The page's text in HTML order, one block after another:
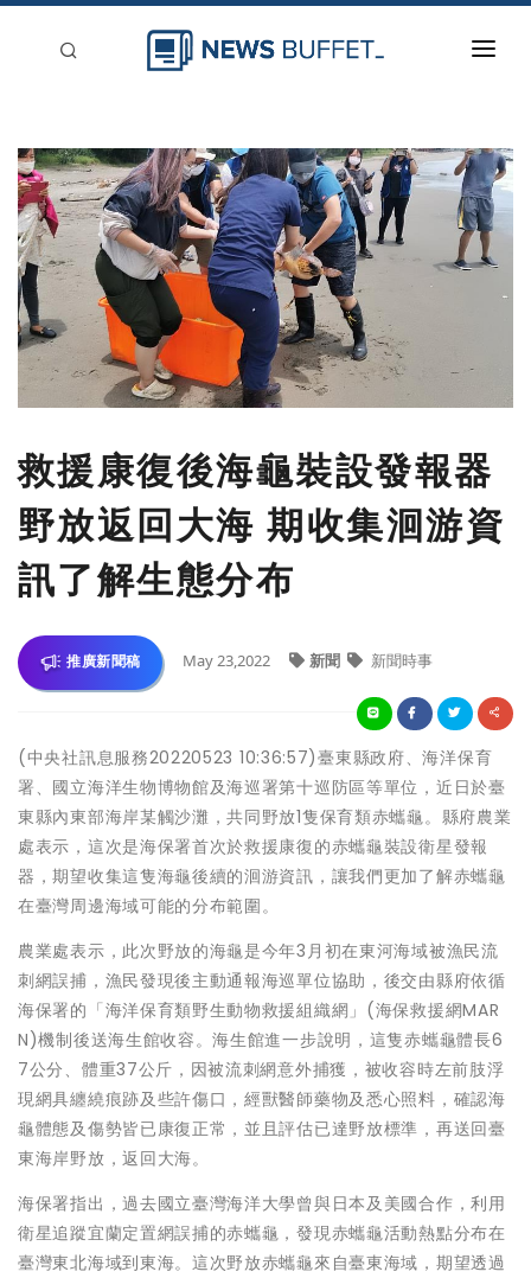
新聞稿分類
登入
刊登
救援康復後海龜裝設發報器
野放返回大海 期收集洄游資
訊了解生態分布
推廣新聞稿 May 23,2022 新聞 新聞時事
(中央社訊息服務20220523 10:36:57)臺東縣政府、海洋保育
署、國立海洋生物博物館及海巡署第十巡防區等單位，近日於臺
東縣內東部海岸某觸沙灘，共同野放1隻保育類赤蠵龜。縣府農業
處表示，這次是海保署首次於救援康復的赤蠵龜裝設衛星發報
器，期望收集這隻海龜後續的洄游資訊，讓我們更加了解赤蠵龜
在臺灣周邊海域可能的分布範圍。
農業處表示，此次野放的海龜是今年3月初在東河海域被漁民流
刺網誤捕，漁民發現後主動通報海巡單位協助，後交由縣府依循
海保署的「海洋保育類野生動物救援組織網」(海保救援網MAR
N)機制後送海生館收容。海生館進一步說明，這隻赤蠵龜體長6
7公分、體重37公斤，因被流刺網意外捕獲，被收容時左前肢浮
現網具纏繞痕跡及些許傷口，經獸醫師藥物及悉心照料，確認海
龜體態及傷勢皆已康復正常，並且評估已達野放標準，再送回臺
東海岸野放，返回大海。
海保署指出，過去國立臺灣海洋大學曾與日本及美國合作，利用
衛星追蹤宜蘭定置網誤捕的赤蠵龜，發現赤蠵龜活動熱點分布在
臺灣東北海域到東海。這次野放赤蠵龜來自臺東海域，期望透過